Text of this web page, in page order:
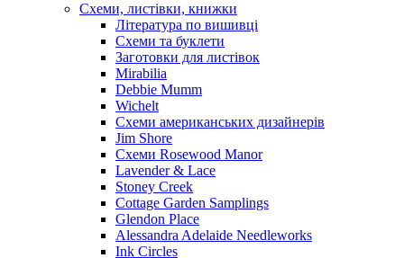
Схеми, листівки, книжки
Література по вишивці
Схеми та буклети
Заготовки для листівок
Mirabilia
Debbie Mumm
Wichelt
Схеми американських дизайнерів
Jim Shore
Cхеми Rosewood Manor
Lavender & Lace
Stoney Creek
Cottage Garden Samplings
Glendon Place
Alessandra Adelaide Needleworks
Ink Circles